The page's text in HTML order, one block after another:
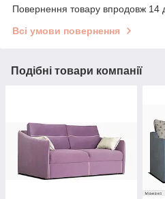
Повернення товару впродовж 14
Всі умови повернення
Подібні товари компанії